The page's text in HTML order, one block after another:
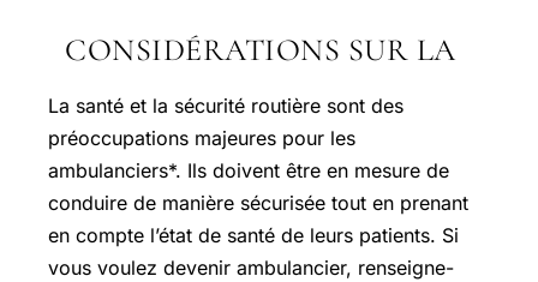
CONSIDÉRATIONS SUR LA
La santé et la sécurité routière sont des
préoccupations majeures pour les
ambulanciers*. Ils doivent être en mesure de
conduire de manière sécurisée tout en prenant
en compte l’état de santé de leurs patients. Si
vous voulez devenir ambulancier, renseigne-